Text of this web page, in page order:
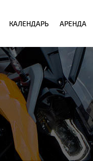
КАЛЕНДАРЬ АРЕНДА